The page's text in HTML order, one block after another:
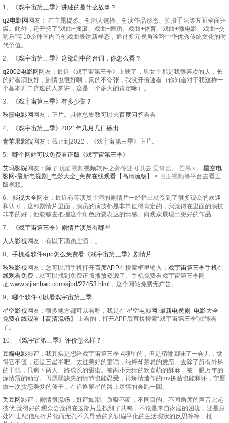
1、
《戏宇宙第三季》讲述的是什么故事？
q2电影网网友： 在主题提炼、创演人选择、创演作品形态、拍摄手法等方面全面升
级。此外，还开拓了“戏曲+摇滚、戏曲+舞蹈、戏曲+体育、戏曲+微电影、戏曲+交
响乐”等10余种国内首创戏曲表达新样态，通过多元视角诠释中华优秀传统文化的时
代价值。
2、
《戏宇宙第三季》这部剧中的台词，你怎么看？
q2002电影网网友：最近《戏宇宙第三季》上映了，男女主都是我很喜欢的人，长
的好看演技好，剧情也很好啊，真的不夸张，我没开倍速看（你知道对于我这样一
个基本开二倍速的人来讲，这是一个多大的肯定嘛）。
3、
《戏宇宙第三季》有多少集？
秋霞电影网网友：正片。具体总集数可以去百度问答看看
4、
《戏宇宙第三季》2021年几月几日播出
青苹果影院网友：截止到2022，《戏宇宙第三季》正片。
5、 哪个网站可以免费看正版《戏宇宙第三季》
艾玛影院网友：除了 优酷视频视频软件之外你还可以去 爱奇艺、 芒果tv、 星空电
影网-最新电视剧_电影大全_免费在线观看【高清流畅】 > 百度视频等平台去看正
版视频。
6、 影视大全网友：最近有等演员主演的剧情片一经播出就受到了很多观众的欢迎
和认可，这部剧情片里面，演员的演技都是非常值得肯定的，我觉得在里面的演技
非常的好，他能够去把握这个角色所要表达的情感，向观众展现出更好的作品
7、
《戏宇宙第三季》剧情片演员有哪些
人人影视网友：有以下演员主演：。
8、 手机端软件app怎么免费看《戏宇宙第三季》剧情片
秋秋影视网友：您可以用手机打开百度APP在搜索框里输入： 戏宇宙第三季手机在
线观看免费 ，就可以找到免费正版播放资源了。手机免费看戏宇宙第三季网
址:www.sijianbao.com/sjbd/27453.html ，这个网站免费无广告。
9、 哪个软件可以看戏宇宙第三季
星空影视网友：很多地方都可以看呀，我是在 星空电影网-最新电视剧_电影大全_
免费在线观看【高清流畅】
上看的，打开APP后直接搜索“戏宇宙第三季”就能看
了。
10、
《戏宇宙第三季》评价怎么样？
豆瓣电影影评：我其实是想给戏宇宙第三季 4颗星的，但是稍微回味了一会儿，觉
得它不值，还是三星半吧。太过美好的童话，纯粹却禁忌的爱恋。去除了所有外界
的干扰，只剩下两人一路成长的甜蜜。被两小无猜的欢喜萌的酥麻，被一眼万年的
深情震的动容。再孱弱缺失的情节也能忍受，再矫情造作的mv拼贴也能释怀，宁愿
做一次贪恋美梦的傻子，在追逐繁星的路上尽情的奔跑一回。
丢豆网影评：剧情很流畅，好评如潮、质疑不断，不同目的、不同角度的声音此起
彼伏,觉得好的观众会觉得在这部片里找到了共鸣，不论是来自家庭的困境，还是身
处21世纪信息碎片化而无孔不入导致的意识扁平化的生活现状的反思等等，推